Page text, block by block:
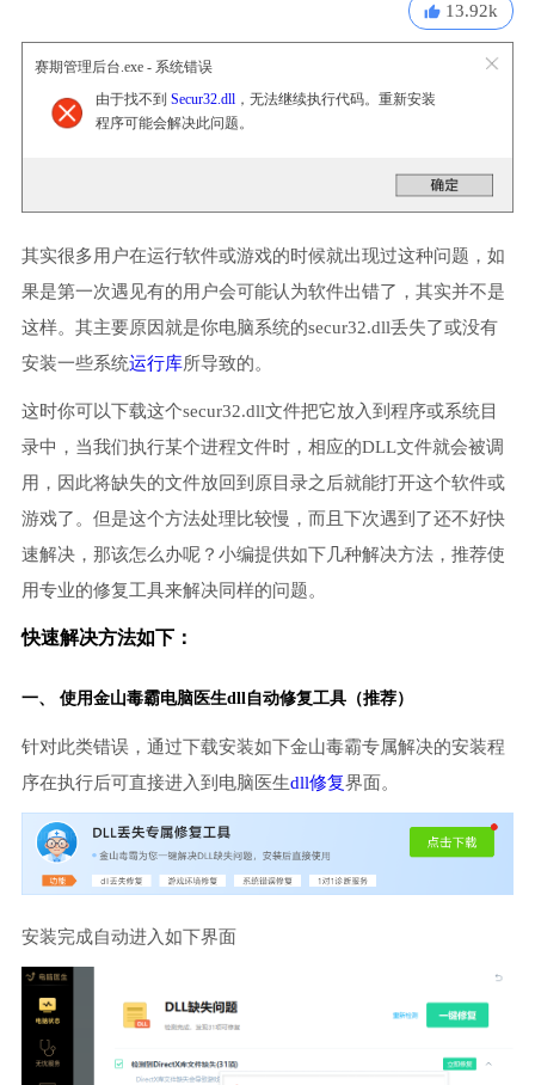
13.92k
赛期管理后台.exe - 系统错误
由于找不到 Secur32.dll，无法继续执行代码。重新安装
程序可能会解决此问题。
其实很多用户在运行软件或游戏的时候就出现过这种问题，如
果是第一次遇见有的用户会可能认为软件出错了，其实并不是
这样。其主要原因就是你电脑系统的secur32.dll丢失了或没有
安装一些系统运行库所导致的。
这时你可以下载这个secur32.dll文件把它放入到程序或系统目
录中，当我们执行某个进程文件时，相应的DLL文件就会被调
用，因此将缺失的文件放回到原目录之后就能打开这个软件或
游戏了。但是这个方法处理比较慢，而且下次遇到了还不好快
速解决，那该怎么办呢？小编提供如下几种解决方法，推荐使
用专业的修复工具来解决同样的问题。
快速解决方法如下：
一、 使用金山毒霸电脑医生dll自动修复工具（推荐）
针对此类错误，通过下载安装如下金山毒霸专属解决的安装程
序在执行后可直接进入到电脑医生dll修复界面。
安装完成自动进入如下界面